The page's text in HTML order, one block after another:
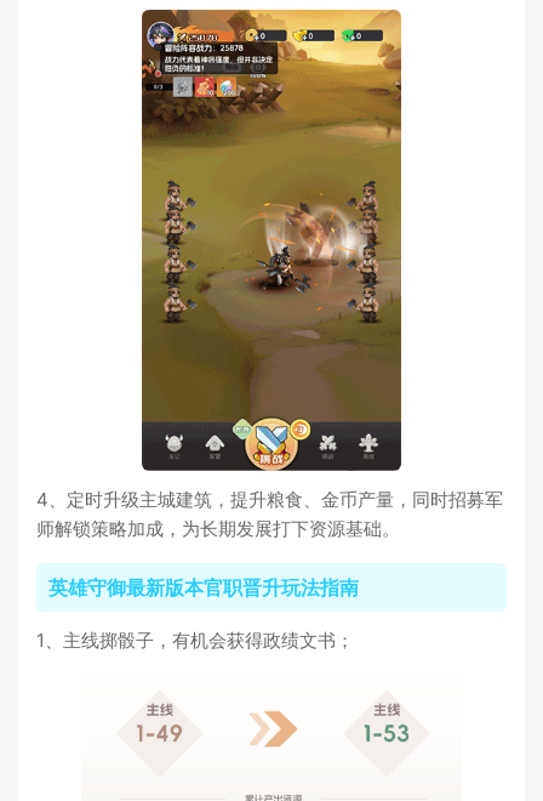
4、定时升级主城建筑，提升粮食、金币产量，同时招募军
师解锁策略加成，为长期发展打下资源基础。
英雄守御最新版本官职晋升玩法指南
1、主线掷骰子，有机会获得政绩文书；